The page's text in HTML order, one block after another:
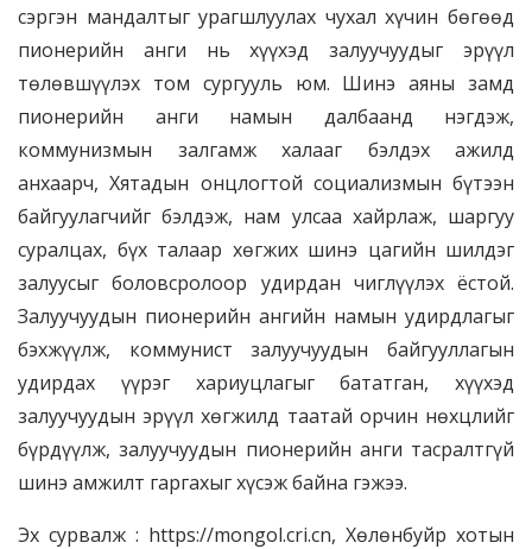
сэргэн мандалтыг урагшлуулах чухал хүчин бөгөөд
пионерийн анги нь хүүхэд залуучуудыг эрүүл
төлөвшүүлэх том сургууль юм. Шинэ аяны замд
пионерийн анги намын далбаанд нэгдэж,
коммунизмын залгамж халааг бэлдэх ажилд
анхаарч, Хятадын онцлогтой социализмын бүтээн
байгуулагчийг бэлдэж, нам улсаа хайрлаж, шаргуу
суралцах, бүх талаар хөгжих шинэ цагийн шилдэг
залуусыг боловсролоор удирдан чиглүүлэх ёстой.
Залуучуудын пионерийн ангийн намын удирдлагыг
бэхжүүлж, коммунист залуучуудын байгууллагын
удирдах үүрэг хариуцлагыг бататган, хүүхэд
залуучуудын эрүүл хөгжилд таатай орчин нөхцлийг
бүрдүүлж, залуучуудын пионерийн анги тасралтгүй
шинэ амжилт гаргахыг хүсэж байна гэжээ.
Эх сурвалж : https://mongol.cri.cn, Хөлөнбуйр хотын